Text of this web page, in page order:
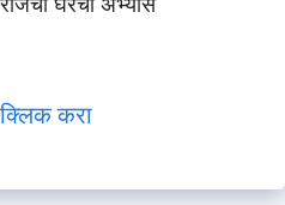
घरचा अभ्यास
करा